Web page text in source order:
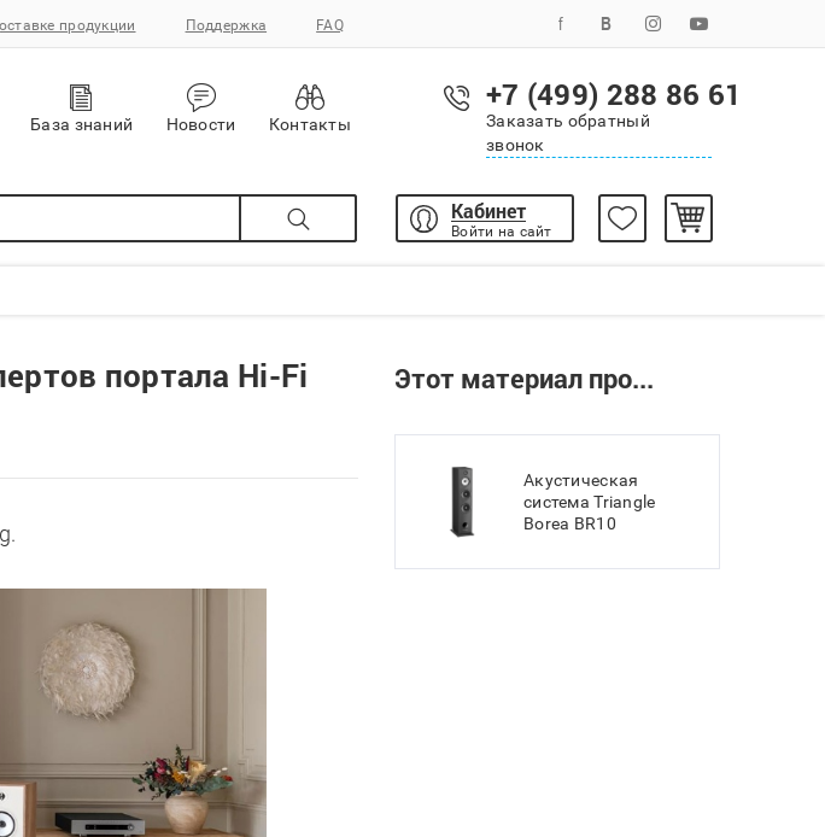
продукции Поддержка FAQ
База знаний Новости Контакты
+7 (499) 288 86 61
Заказать обратный
звонок
Кабинет
Войти на сайт
портала Hi-Fi
Этот материал про...
Акустическая
система Triangle
Borea BR10